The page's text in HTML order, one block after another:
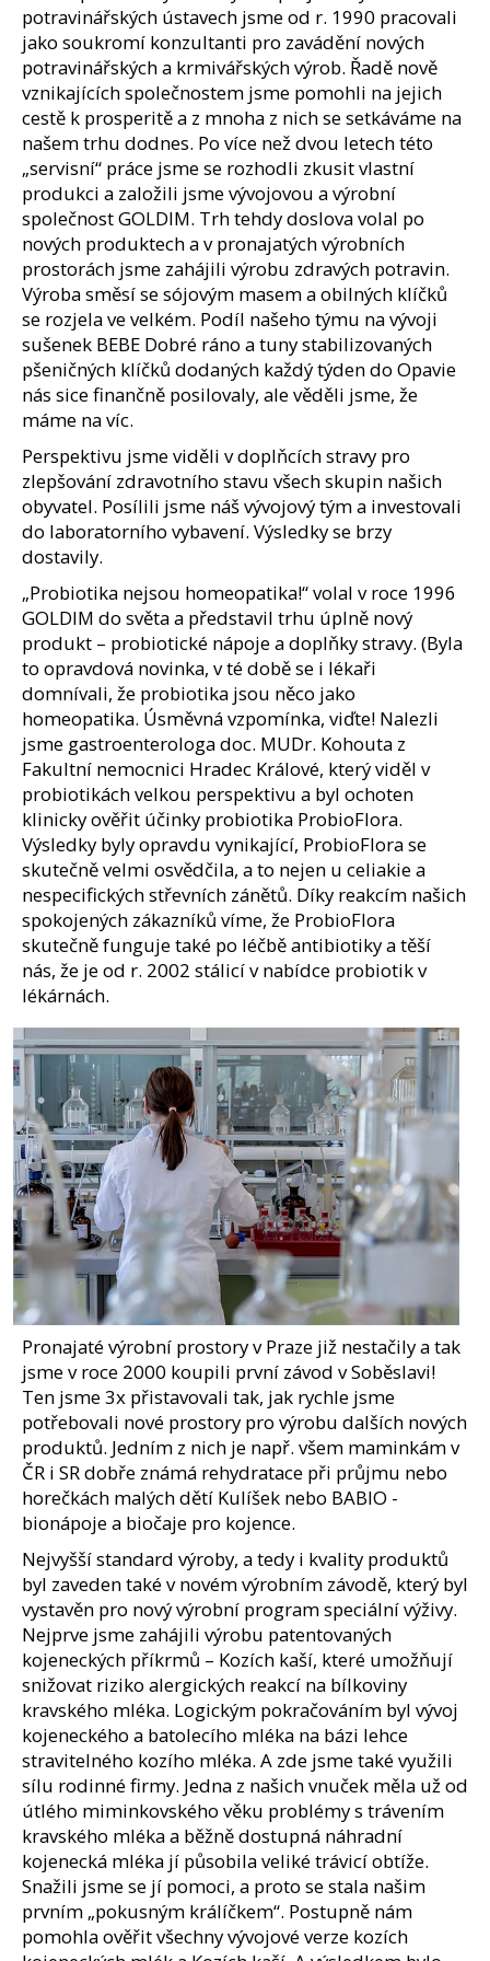
potravinářských ústavech jsme od r. 1990 pracovali
jako soukromí konzultanti pro zavádění nových
potravinářských a krmivářských výrob. Řadě nově
vznikajících společnostem jsme pomohli na jejich
cestě k prosperitě a z mnoha z nich se setkáváme na
našem trhu dodnes. Po více než dvou letech této
„servisní“ práce jsme se rozhodli zkusit vlastní
produkci a založili jsme vývojovou a výrobní
společnost GOLDIM. Trh tehdy doslova volal po
nových produktech a v pronajatých výrobních
prostorách jsme zahájili výrobu zdravých potravin.
Výroba směsí se sójovým masem a obilných klíčků
se rozjela ve velkém. Podíl našeho týmu na vývoji
sušenek BEBE Dobré ráno a tuny stabilizovaných
pšeničných klíčků dodaných každý týden do Opavie
nás sice finančně posilovaly, ale věděli jsme, že
máme na víc.
Perspektivu jsme viděli v doplňcích stravy pro
zlepšování zdravotního stavu všech skupin našich
obyvatel. Posílili jsme náš vývojový tým a investovali
do laboratorního vybavení. Výsledky se brzy
dostavily.
„Probiotika nejsou homeopatika!“ volal v roce 1996
GOLDIM do světa a představil trhu úplně nový
produkt – probiotické nápoje a doplňky stravy. (Byla
to opravdová novinka, v té době se i lékaři
domnívali, že probiotika jsou něco jako
homeopatika. Úsměvná vzpomínka, viďte! Nalezli
jsme gastroenterologa doc. MUDr. Kohouta z
Fakultní nemocnici Hradec Králové, který viděl v
probiotikách velkou perspektivu a byl ochoten
klinicky ověřit účinky probiotika ProbioFlora.
Výsledky byly opravdu vynikající, ProbioFlora se
skutečně velmi osvědčila, a to nejen u celiakie a
nespecifických střevních zánětů. Díky reakcím našich
spokojených zákazníků víme, že ProbioFlora
skutečně funguje také po léčbě antibiotiky a těší
nás, že je od r. 2002 stálicí v nabídce probiotik v
lékárnách.
Pronajaté výrobní prostory v Praze již nestačily a tak
jsme v roce 2000 koupili první závod v Soběslavi!
Ten jsme 3x přistavovali tak, jak rychle jsme
potřebovali nové prostory pro výrobu dalších nových
produktů. Jedním z nich je např. všem maminkám v
ČR i SR dobře známá rehydratace při průjmu nebo
horečkách malých dětí Kulíšek nebo BABIO -
bionápoje a biočaje pro kojence.
Nejvyšší standard výroby, a tedy i kvality produktů
byl zaveden také v novém výrobním závodě, který byl
vystavěn pro nový výrobní program speciální výživy.
Nejprve jsme zahájili výrobu patentovaných
kojeneckých příkrmů – Kozích kaší, které umožňují
snižovat riziko alergických reakcí na bílkoviny
kravského mléka. Logickým pokračováním byl vývoj
kojeneckého a batolecího mléka na bázi lehce
stravitelného kozího mléka. A zde jsme také využili
sílu rodinné firmy. Jedna z našich vnuček měla už od
útlého miminkovského věku problémy s trávením
kravského mléka a běžně dostupná náhradní
kojenecká mléka jí působila veliké trávicí obtíže.
Snažili jsme se jí pomoci, a proto se stala našim
prvním „pokusným králíčkem“. Postupně nám
pomohla ověřit všechny vývojové verze kozích
í
t
?
Hledat
D
o
p
o
r
u
č
u
j
e
m
e
MYKETO
PROTEINOVÝ
KOKTEJL
S
PŘÍCHUTÍ
BANÁN
42
Kč